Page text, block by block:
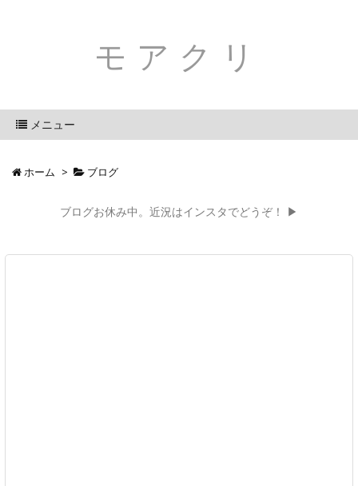
モアクリ
メニュー
ホーム > ブログ
ブログお休み中。近況はインスタでどうぞ！ ▶